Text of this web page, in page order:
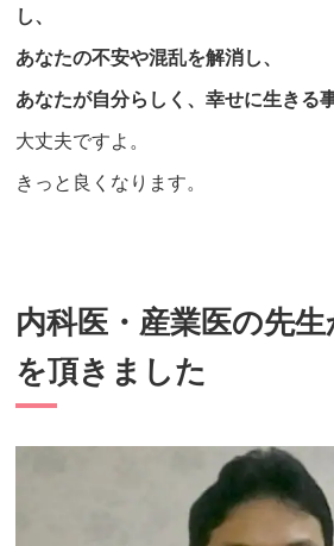
し、
あなたの不安や混乱を解消し、
あなたが自分らしく、幸せに生きる
大丈夫ですよ。
きっと良くなります。
内科医・産業医の先
を頂きました